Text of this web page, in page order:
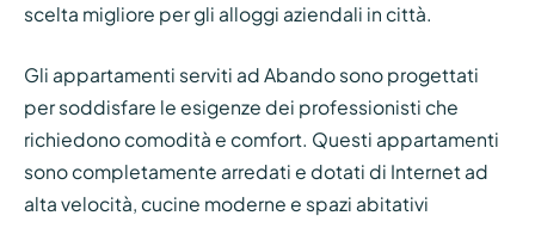
scelta migliore per gli alloggi aziendali in città.
Gli appartamenti serviti ad Abando sono progettati
per soddisfare le esigenze dei professionisti che
richiedono comodità e comfort. Questi appartamenti
sono completamente arredati e dotati di Internet ad
alta velocità, cucine moderne e spazi abitativi